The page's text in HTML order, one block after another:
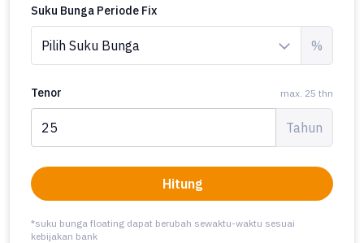
Suku Bunga Periode Fix
%
Tenor max. 25 thn
Tahun
Hitung
*suku bunga floating dapat berubah sewaktu-waktu sesuai
kebijakan bank